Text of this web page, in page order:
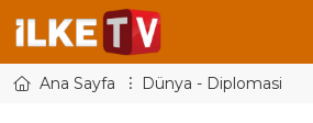
Ana Sayfa Dünya - Diplomasi